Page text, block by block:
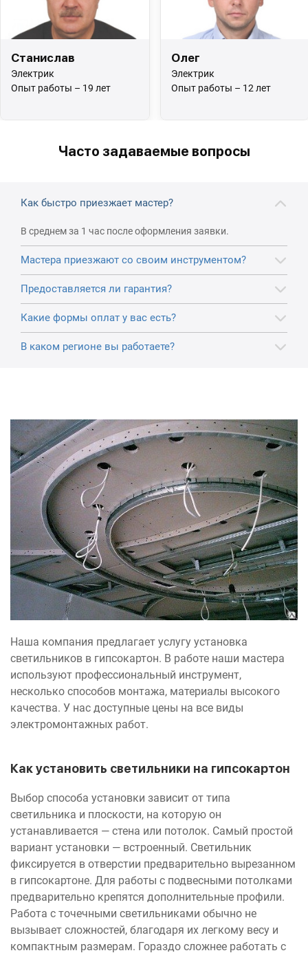
Станислав
Электрик
Опыт работы – 19 лет
Олег
Электрик
Опыт работы – 12 лет
Часто задаваемые вопросы
Как быстро приезжает мастер?
В среднем за 1 час после оформления заявки.
Мастера приезжают со своим инструментом?
Предоставляется ли гарантия?
Какие формы оплат у вас есть?
В каком регионе вы работаете?
Наша компания предлагает услугу установка
светильников в гипсокартон. В работе наши мастера
используют профессиональный инструмент,
несколько способов монтажа, материалы высокого
качества. У нас доступные цены на все виды
электромонтажных работ.
Как установить светильники на гипсокартон
Выбор способа установки зависит от типа
светильника и плоскости, на которую он
устанавливается — стена или потолок. Самый простой
вариант установки — встроенный. Светильник
фиксируется в отверстии предварительно вырезанном
в гипсокартоне. Для работы с подвесными потолками
предварительно крепятся дополнительные профили.
Работа с точечными светильниками обычно не
вызывает сложностей, благодаря их легкому весу и
компактным размерам. Гораздо сложнее работать с